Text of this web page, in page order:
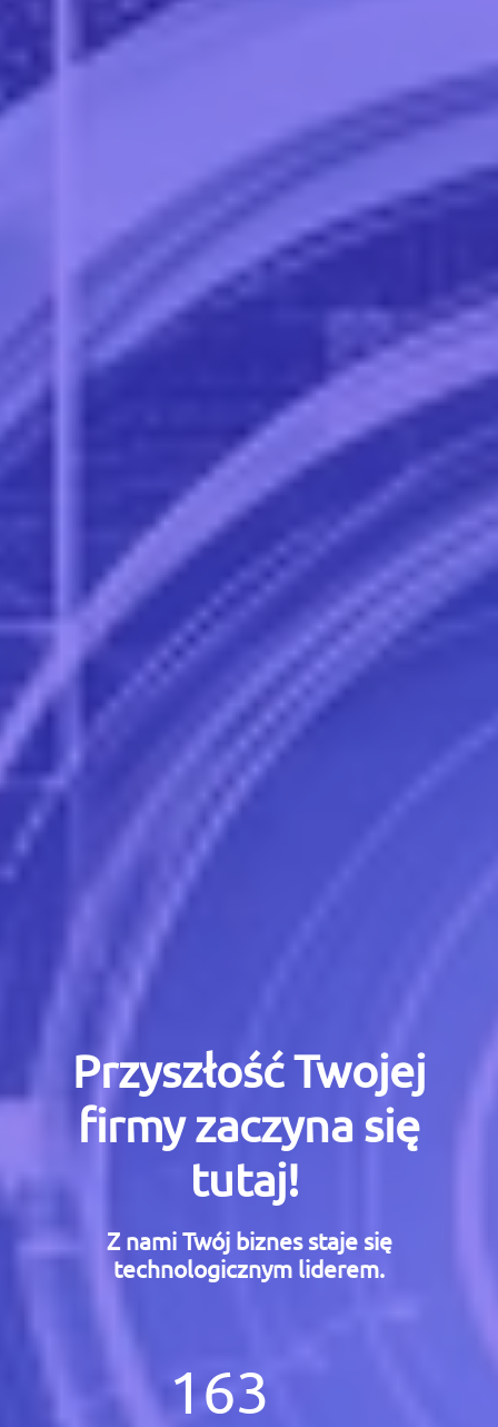
Przyszłość Twojej
firmy zaczyna się
tutaj!
Z nami Twój biznes staje się
technologicznym liderem.
163